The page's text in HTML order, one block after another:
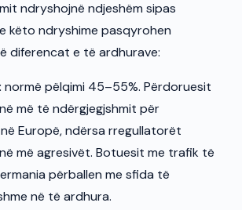
ndryshojnë ndjeshëm sipas
këto ndryshime pasqyrohen
diferencat e të ardhurave:
normë pëlqimi 45–55%. Përdoruesit
më të ndërgjegjshmit për
Europë, ndërsa rregullatorët
më agresivët. Botuesit me trafik të
përballen me sfida të
në të ardhura.